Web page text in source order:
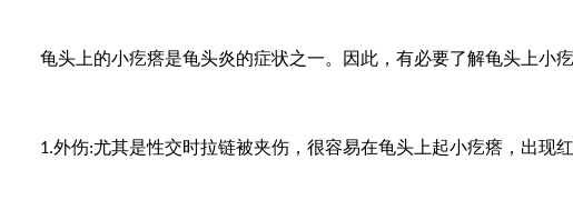
龟头上的小疙瘩是龟头炎的症状之一。因此，有必要了解龟头上小
1.外伤:尤其是性交时拉链被夹伤，很容易在龟头上起小疙瘩，出现